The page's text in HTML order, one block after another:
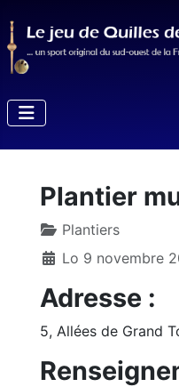
Plantier
Plantiers
Lo 9 novembre
Adresse :
5, Allées de Grand